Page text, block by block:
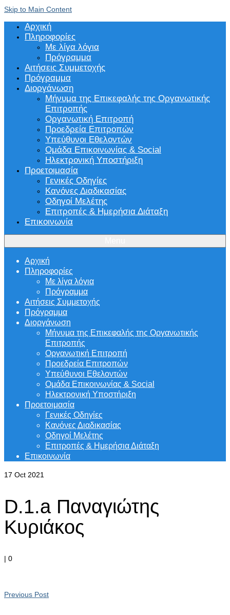
Skip to Main Content
Αρχική
Πληροφορίες
Με λίγα λόγια
Πρόγραμμα
Αιτήσεις Συμμετοχής
Πρόγραμμα
Διοργάνωση
Μήνυμα της Επικεφαλής της Οργανωτικής
Επιτροπής
Οργανωτική Επιτροπή
Προεδρεία Επιτροπών
Υπεύθυνοι Εθελοντών
Ομάδα Επικοινωνίας & Social
Ηλεκτρονική Υποστήριξη
Προετοιμασία
Γενικές Οδηγίες
Κανόνες Διαδικασίας
Οδηγοί Μελέτης
Επιτροπές & Ημερήσια Διάταξη
Επικοινωνία
Αρχική
Πληροφορίες
Με λίγα λόγια
Πρόγραμμα
Αιτήσεις Συμμετοχής
Πρόγραμμα
Διοργάνωση
Μήνυμα της Επικεφαλής της Οργανωτικής
Επιτροπής
Οργανωτική Επιτροπή
Προεδρεία Επιτροπών
Υπεύθυνοι Εθελοντών
Ομάδα Επικοινωνίας & Social
Ηλεκτρονική Υποστήριξη
Προετοιμασία
Γενικές Οδηγίες
Κανόνες Διαδικασίας
Οδηγοί Μελέτης
Επιτροπές & Ημερήσια Διάταξη
Επικοινωνία
17 Oct 2021
D.1.a Παναγιώτης
Κυριάκος
| 0
Previous Post